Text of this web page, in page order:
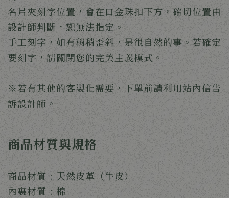
名片夾刻字位置，會在口金珠扣下方，確切位置由
設計師判斷，恕無法指定。
手工刻字，如有稍稍歪斜，是很自然的事。若確定
要刻字，請關閉您的完美主義模式。
※若有其他的客製化需要，下單前請利用站內信告
訴設計師。
商品材質與規格
商品材質 : 天然皮革（牛皮）
內裏材質 : 棉